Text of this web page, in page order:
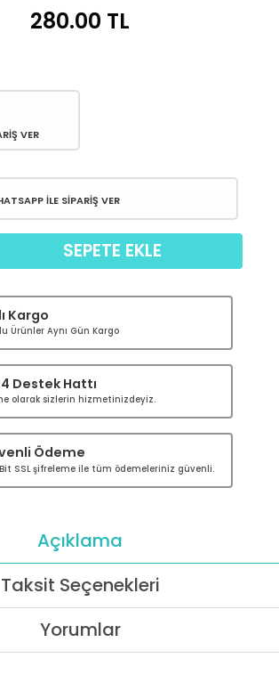
280.00 TL
VER
İLE SİPARİŞ VER
SEPETE EKLE
Kargo
Ürünler Aynı Gün Kargo
Destek Hattı
olarak sizlerin hizmetinizdeyiz.
Ödeme
SSL şifreleme ile tüm ödemeleriniz güvenli.
Açıklama
Taksit Seçenekleri
Yorumlar